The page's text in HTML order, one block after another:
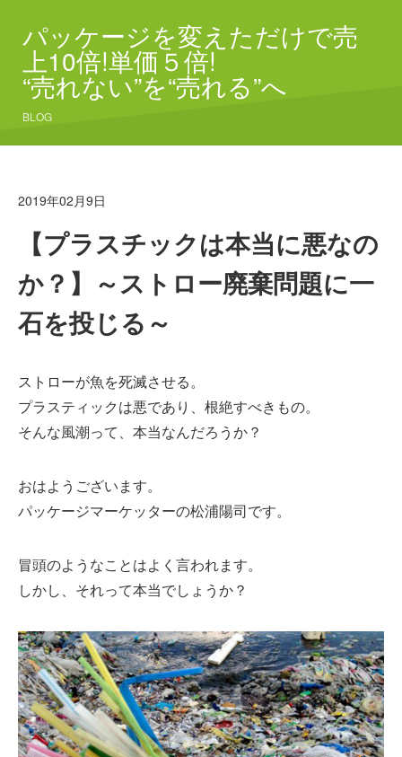
パッケージを変えただけで売
上10倍!単価５倍!
“売れない”を“売れる”へ
BLOG
2019年02月9日
【プラスチックは本当に悪なの
か？】～ストロー廃棄問題に一
石を投じる～
ストローが魚を死滅させる。
プラスティックは悪であり、根絶すべきもの。
そんな風潮って、本当なんだろうか？
おはようございます。
パッケージマーケッターの松浦陽司です。
冒頭のようなことはよく言われます。
しかし、それって本当でしょうか？